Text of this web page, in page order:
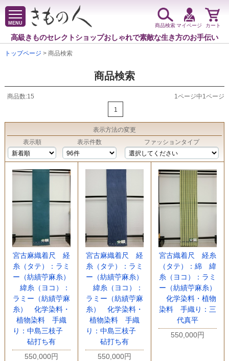
MENU
高級きものセレクトショップおしゃれで素敵な生き方のお手伝い
商品検索マイページ カート
トップページ > 商品検索
商品検索
商品数:15
1ページ中1ページ
1
表示方法の変更
表示順
表示件数 ファッションタイプ
宮古麻織着尺 経
糸（タテ）：ラミ
ー（紡績苧麻糸）
緯糸（ヨコ）：
ラミー（紡績苧麻
糸） 化学染料・
植物染料 手織
り：中島三枝子
砧打ち有
550,000円
宮古麻織着尺 経
糸（タテ）：ラミ
ー（紡績苧麻糸）
緯糸（ヨコ）：
ラミー（紡績苧麻
糸） 化学染料・
植物染料 手織
り：中島三枝子
砧打ち有
550,000円
宮古織着尺 経糸
（タテ）：綿 緯
糸（ヨコ）：ラミ
ー（紡績苧麻糸）
化学染料・植物
染料 手織り：三
代真平
550,000円